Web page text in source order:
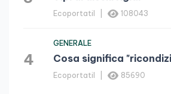
Ecoportatil 108043
4
GENERALE
Cosa significa
Ecoportatil 85690